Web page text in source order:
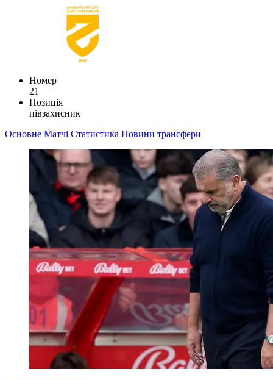
Номер
21
Позиція
півзахисник
Основне Матчі Статистика Новини трансфери